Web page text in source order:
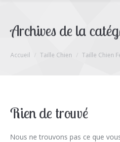
Archives de la
Vous êtes ici :
Accueil Taille Chien Taille Chien
Rien de trouvé
Nous ne trouvons pas ce que